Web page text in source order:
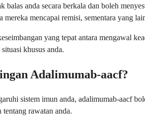
balas anda secara berkala dan boleh
mencapai remisi, sementara yang
yang tepat antara mengawal
khusus anda.
Adalimumab-aacf?
sistem imun anda, adalimumab-aacf
rawatan anda.